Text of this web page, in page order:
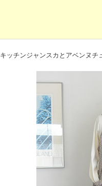
キッチンジャンスカとアベンヌチ